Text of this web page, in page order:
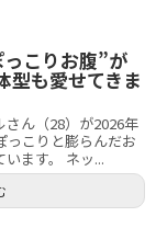
こりお腹”が
型も愛せてきま
ん（28）が2026年
っこりと膨らんだお
ます。 ネッ...